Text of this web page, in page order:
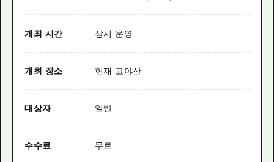
개최 시간 상시 운영
개최 장소 현재 고야산
대상자 일반
수수료 무료